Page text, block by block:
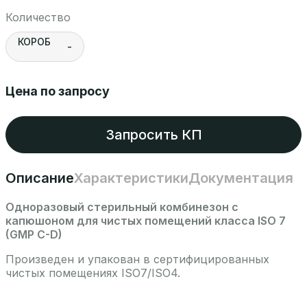
Количество
КОРОБ -
Цена по запросу
Запросить КП
ОписаниеХарактеристикиДокументация
Одноразовый стерильный комбинезон с
капюшоном для чистых помещений класса ISO 7
(GMP C-D)
Произведен и упакован в сертифицированных
чистых помещениях ISO7/ISO4.